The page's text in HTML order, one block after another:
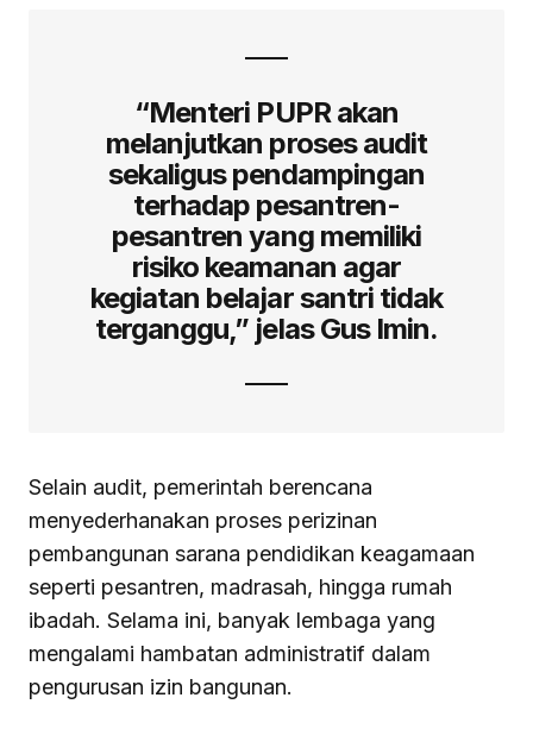
“Menteri PUPR akan
melanjutkan proses audit
sekaligus pendampingan
terhadap pesantren-
pesantren yang memiliki
risiko keamanan agar
kegiatan belajar santri tidak
terganggu,” jelas Gus Imin.
Selain audit, pemerintah berencana
menyederhanakan proses perizinan
pembangunan sarana pendidikan keagamaan
seperti pesantren, madrasah, hingga rumah
ibadah. Selama ini, banyak lembaga yang
mengalami hambatan administratif dalam
pengurusan izin bangunan.